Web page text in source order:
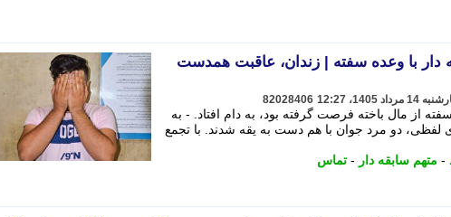
دار با وعده سفته | زندان، عاقبت همدست
82028406
از مال باخته فرصت گرفته بود، به دام افتاد. - به
لفظی، دو مرد جوان با هم دست به یقه شدند. با تجمع
- متهم سابقه دار - تماس